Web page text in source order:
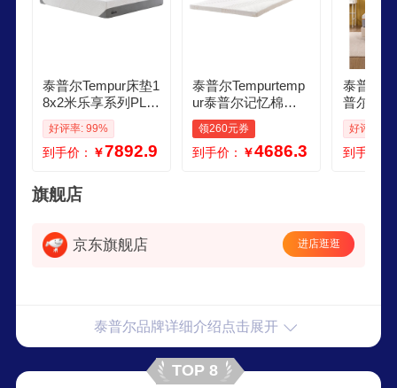
泰普尔Tempur床垫1
8x2米乐享系列PLU
S记忆棉弹簧席梦思
软厚国家补贴可拆
洗 乐享尊享款乐活
182米
好评率: 99%
到手价： ￥7892.9
泰普尔Tempurtemp
ur泰普尔记忆棉床
垫18米床榻榻米床
垫夏凉国家补贴5c
m舒适垫 多功能5c
领260元券
到手价： ￥4686.3
泰普尔
普尔乐
弹簧记
深睡席
享成长
好评率:
到手价：
旗舰店
京东旗舰店 进店逛逛
泰普尔品牌详细介绍点击展开
TOP 8